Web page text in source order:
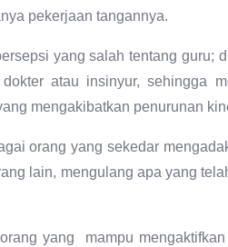
pekerjaan tangannya.
yang salah tentang guru;
atau insinyur, sehingga
mengakibatkan penurunan
orang yang sekedar
lain, mengulang apa yang
yang mampu